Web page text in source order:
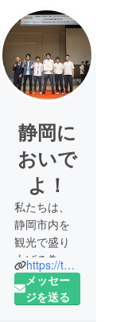
静岡に
おいで
よ！
私たちは、
静岡市内を
観光で盛り
上げる為に
どうすべき
かを考える
https://twitter.com/shizuaiprecon
メッセー
ジを送る